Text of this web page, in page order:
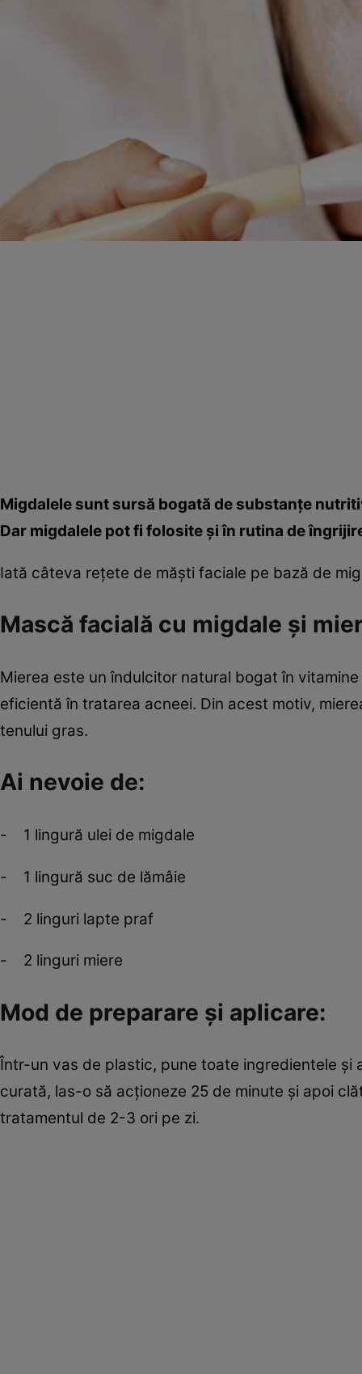
Migdalele sunt sursă bogată de substanţe
Dar migdalele pot fi folosite şi în rutina de
Iată câteva reţete de măşti faciale pe bază de
Mască facială cu migdale şi
Mierea este un îndulcitor natural bogat în
eficientă în tratarea acneei. Din acest motiv,
tenului gras.
Ai nevoie de:
- 1 lingură ulei de migdale
- 1 lingură suc de lămâie
- 2 linguri lapte praf
- 2 linguri miere
Mod de preparare şi aplicare:
Într-un vas de plastic, pune toate ingredientele
curată, las-o să acţioneze 25 de minute şi apoi
tratamentul de 2-3 ori pe zi.